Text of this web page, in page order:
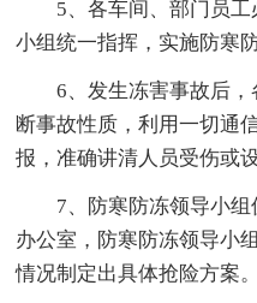
5、各车间、部门员
小组统一指挥，实施防寒
6、发生冻害事故后
断事故性质，利用一切通
报，准确讲清人员受伤或
7、防寒防冻领导小
办公室，防寒防冻领导小
情况制定出具体抢险方案。